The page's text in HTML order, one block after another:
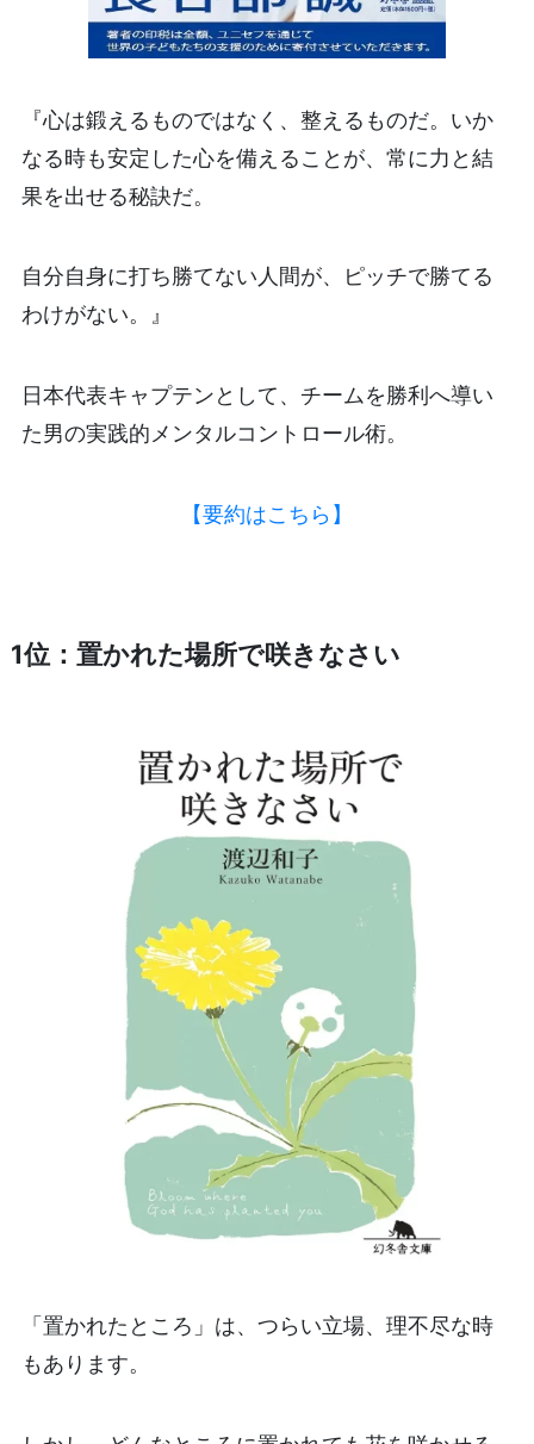
『心は鍛えるものではなく、整えるものだ。いか
なる時も安定した心を備えることが、常に力と結
果を出せる秘訣だ。
自分自身に打ち勝てない人間が、ピッチで勝てる
わけがない。』
日本代表キャプテンとして、チームを勝利へ導い
た男の実践的メンタルコントロール術。
【要約はこちら】
1位：置かれた場所で咲きなさい
「置かれたところ」は、つらい立場、理不尽な時
もあります。